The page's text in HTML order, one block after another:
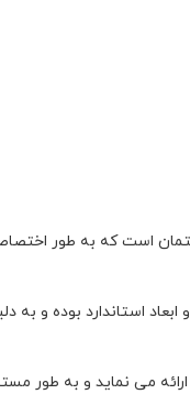
است که به طور
استاندارد بوده و به
می نماید و به طور